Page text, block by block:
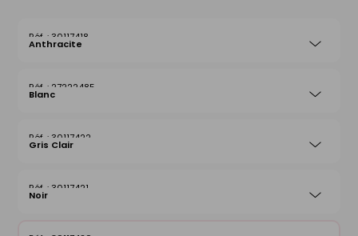
30117418
Anthracite
27222485
Blanc
30117422
Gris Clair
30117421
Noir